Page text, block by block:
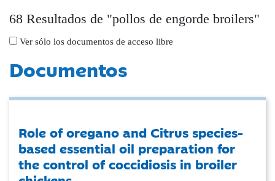
68 Resultados de "pollos de engorde broilers"
Ver sólo los documentos de acceso libre
Documentos
Role of oregano and Citrus species-
based essential oil preparation for
the control of coccidiosis in broiler